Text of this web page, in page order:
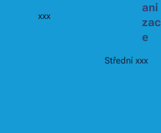
xxx
ani
zac
e
Střední xxx